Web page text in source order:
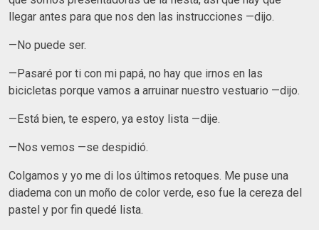
llegar antes para que nos den las instrucciones —dijo.
—No puede ser.
—Pasaré por ti con mi papá, no hay que irnos en las
bicicletas porque vamos a arruinar nuestro vestuario —dijo.
—Está bien, te espero, ya estoy lista —dije.
—Nos vemos —se despidió.
Colgamos y yo me di los últimos retoques. Me puse una
diadema con un moño de color verde, eso fue la cereza del
pastel y por fin quedé lista.